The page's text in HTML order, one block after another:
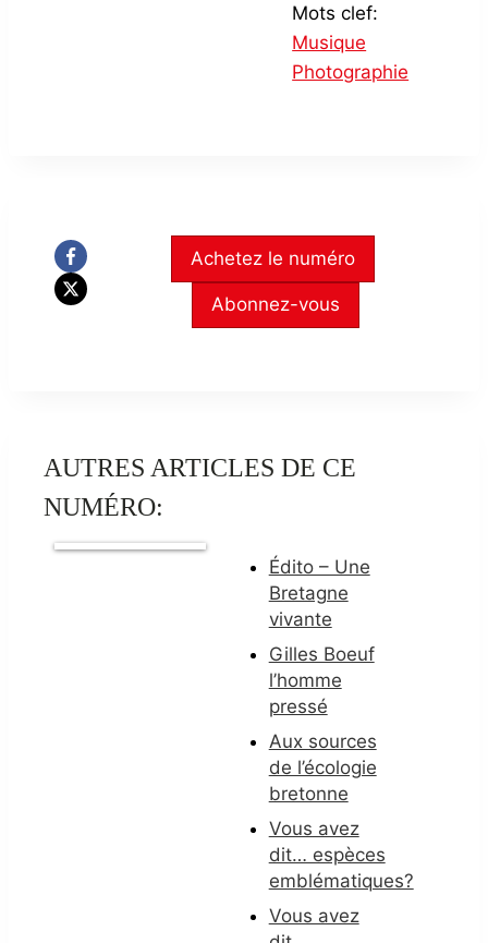
Mots clef:
Musique
Photographie
Achetez le numéro
Abonnez-vous
AUTRES ARTICLES DE CE
NUMÉRO:
Édito – Une
Bretagne
vivante
Gilles Boeuf
l’homme
pressé
Aux sources
de l’écologie
bretonne
Vous avez
dit… espèces
emblématiques?
Vous avez